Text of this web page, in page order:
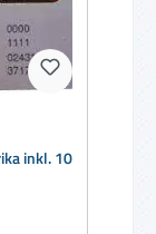
inkl. 10